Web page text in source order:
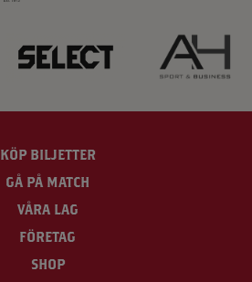
KÖP BILJETTER
GÅ PÅ MATCH
VÅRA LAG
FÖRETAG
SHOP